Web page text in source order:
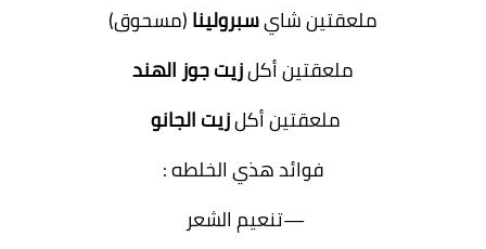
ملعقتين شايسبرولينا(مسحوق)
ملعقتين أكلزيت جوز الهند
ملعقتين أكلزيت الجانو
فوائد هذي الخلطه :
—تنعيم الشعر